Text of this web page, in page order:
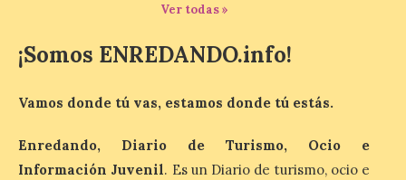
viajes, que se suceden al ritmo de un
Patrimonio Nacional
cancela la temporada de
la escasez de agua
Ver todas »
¡Somos ENREDANDO.info!
Vamos donde tú vas, estamos donde tú estás.
Enredando, Diario de Turismo, Ocio e
Información Juvenil. Es un Diario de turismo, ocio e